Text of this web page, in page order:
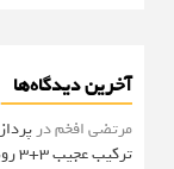
آخرین دیدگاه‌ها
مرتضی افخمدر
ترکیب عجیب 3+3 رویت شد